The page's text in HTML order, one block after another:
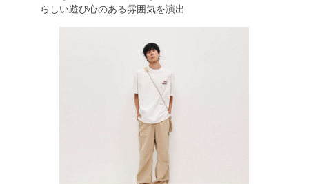
らしい遊び心のある雰囲気を演出